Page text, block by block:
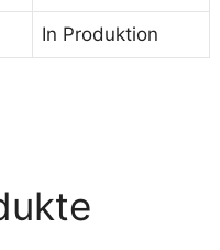
In Produktion